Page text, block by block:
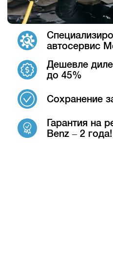
автосервис
Дешевле
до 45%
Сохранение
Гарантия на
Benz – 2 года!